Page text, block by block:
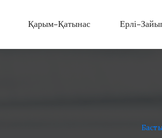
Қарым-Қатынас Ерлі-